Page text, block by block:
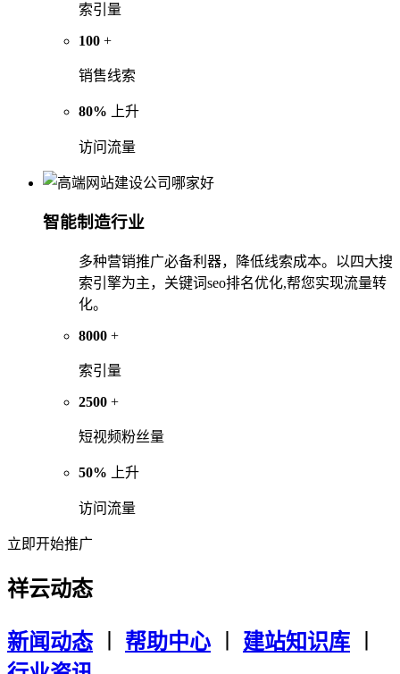
索引量
100 +
销售线索
80% 上升
访问流量
智能制造行业
多种营销推广必备利器，降低线索成本。以四大搜
索引擎为主，关键词seo排名优化,帮您实现流量转
化。
8000 +
索引量
2500 +
短视频粉丝量
50% 上升
访问流量
立即开始推广
祥云动态
新闻动态︱ 帮助中心︱ 建站知识库